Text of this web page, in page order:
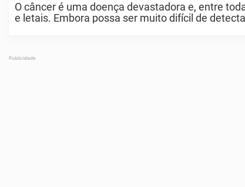
O câncer é uma doença devastadora e, entre
e letais. Embora possa ser muito difícil de